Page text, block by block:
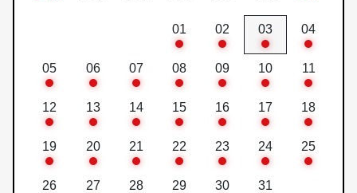
01 02 03 04
05 06 07 08 09 10 11
12 13 14 15 16 17 18
19 20 21 22 23 24 25
26 27 28 29 30 31